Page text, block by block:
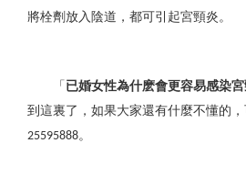
將栓劑放入陰道，都可引起宮頸炎。
「 已婚女性為什麽會更容易感染宮
到這裏了，如果大家還有什麼不懂的，
25595888。